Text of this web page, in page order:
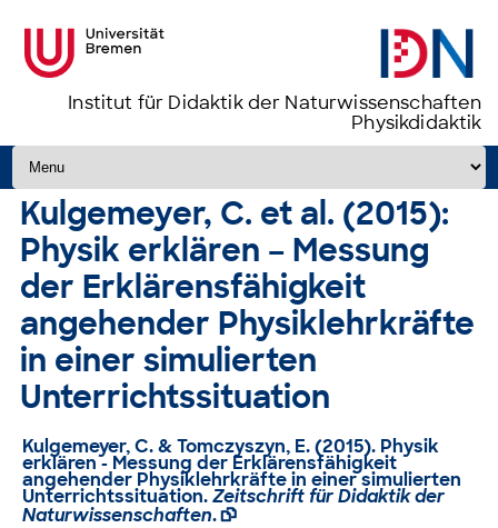
Institut für Didaktik der Naturwissenschaften
Physikdidaktik
Zum Inhalt springen
Kulgemeyer, C. et al. (2015):
Physik erklären – Messung
der Erklärensfähigkeit
angehender Physiklehrkräfte
in einer simulierten
Unterrichtssituation
Kulgemeyer, C. & Tomczyszyn, E. (2015). Physik
erklären - Messung der Erklärensfähigkeit
angehender Physiklehrkräfte in einer simulierten
Unterrichtssituation.Zeitschrift für Didaktik der
Naturwissenschaften. 